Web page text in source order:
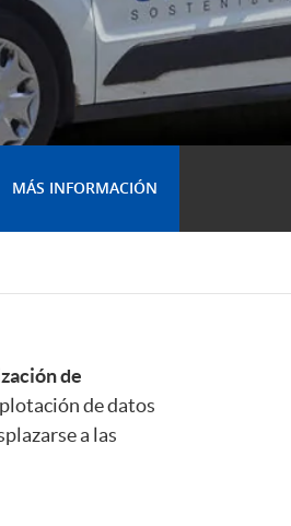
MÁS INFORMACIÓN
de
de datos
a las